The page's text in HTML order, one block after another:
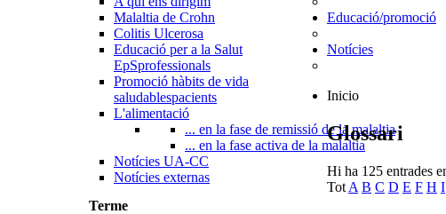
Malaltia de Crohn
Colitis Ulcerosa
Educació/promoció
Educació per a la Salut
EpSprofessionals
Promoció hàbits de vida
saludablespacients
L'alimentació
... en la fase de remissió de la malaltia
... en la fase activa de la malaltia
Notícies
Notícies UA-CC
Notícies externas
Inicio
Glossari
Hi ha 125 entrades
Tot A B C D E F H I
Terme